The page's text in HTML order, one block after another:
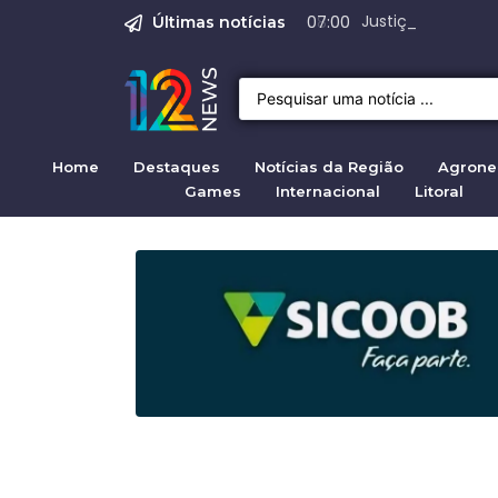
Últimas notícias 07:00 Justiça de SP
Emprego em
Empregos em
Crise migratória
Projeto de Lei
Home Destaques Notícias da Região
Games
Internacional Litoral